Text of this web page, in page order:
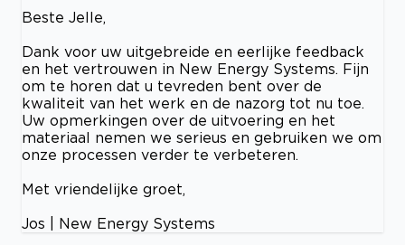
Beste Jelle,
Dank voor uw uitgebreide en eerlijke feedback
en het vertrouwen in New Energy Systems. Fijn
om te horen dat u tevreden bent over de
kwaliteit van het werk en de nazorg tot nu toe.
Uw opmerkingen over de uitvoering en het
materiaal nemen we serieus en gebruiken we om
onze processen verder te verbeteren.
Met vriendelijke groet,
Jos | New Energy Systems